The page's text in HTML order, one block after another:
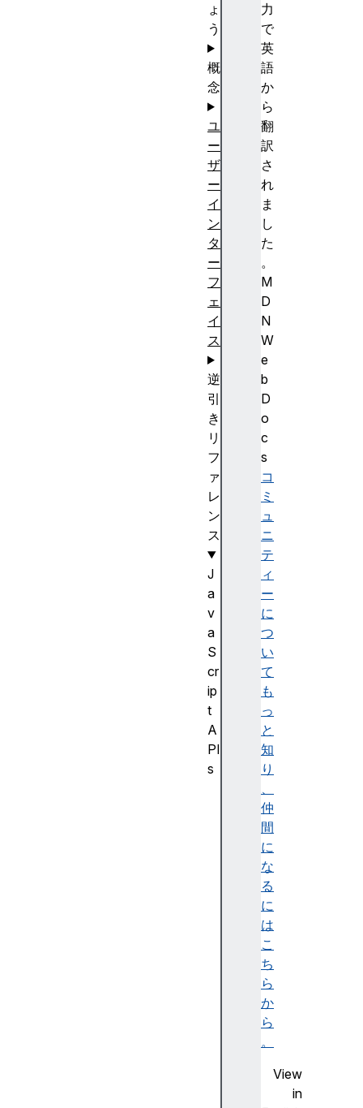
力
で
英
語
か
ら
翻
訳
さ
れ
ま
し
た
。
M
D
N
W
e
b
D
o
c
s
コ
ミ
ュ
ニ
テ
ィ
ー
に
つ
い
て
も
っ
と
知
り
、
仲
間
に
な
る
に
は
こ
ち
ら
か
ら
。
View
in
ょ
う
概
念
ユ
ー
ザ
ー
イ
ン
タ
ー
フ
ェ
イ
ス
逆
引
き
リ
フ
ァ
レ
ン
ス
J
a
v
a
S
cr
ip
t
A
PI
s